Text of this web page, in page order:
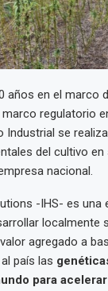
años en el marco
regulatorio
Industrial se
del cultivo en
nacional.
-IHS- es una
localmente
agregado a
país las
para